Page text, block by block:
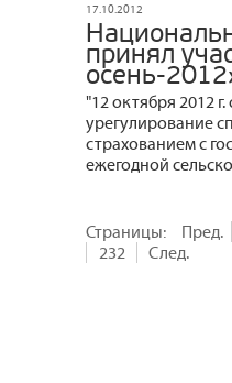
17.10.2012
принял
осень-
"12 октября 2012
урегулирование
страхованием с
ежегодной
Страницы:
Пред.
232
След.